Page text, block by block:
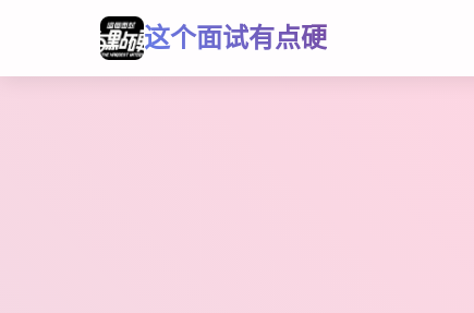
这个面试有点硬